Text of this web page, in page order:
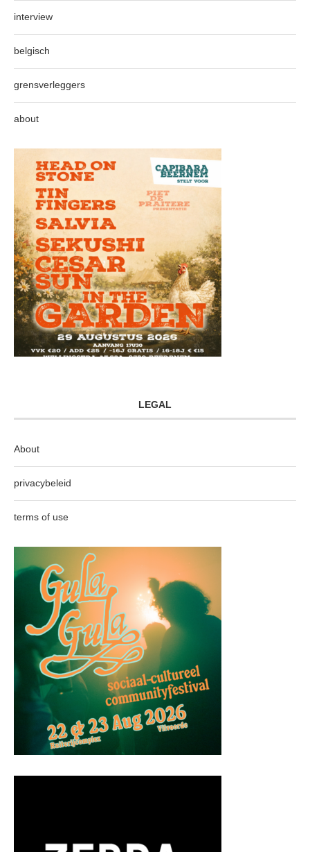
interview
belgisch
grensverleggers
about
LEGAL
About
privacybeleid
terms of use